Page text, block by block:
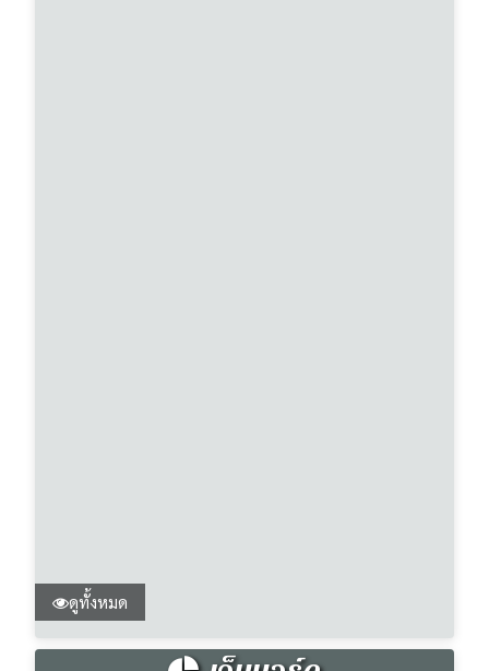
เอกสารอะไรบ้าง [ อ่าน : 28/0 : ตอบ ]